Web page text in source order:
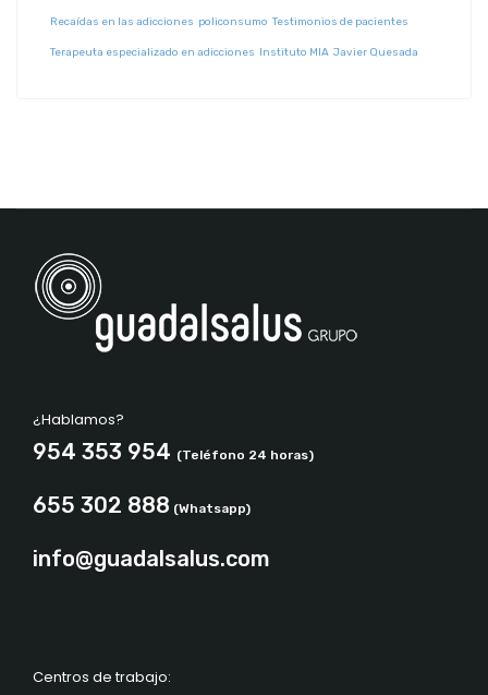
Recaídas en las adicciones policonsumo Testimonios de pacientes
Terapeuta especializado en adicciones Instituto MIA Javier Quesada
¿Hablamos?
954 353 954 (Teléfono 24 horas)
655 302 888 (Whatsapp)
info@guadalsalus.com
Centros de trabajo: